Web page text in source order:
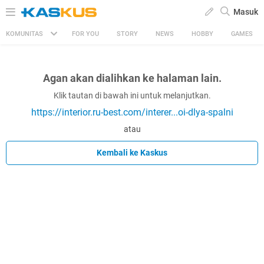
Masuk
KOMUNITAS FOR YOU STORY NEWS HOBBY GAMES
Agan akan dialihkan ke halaman lain.
Klik tautan di bawah ini untuk melanjutkan.
https://interior.ru-best.com/interer...oi-dlya-spalni
atau
Kembali ke Kaskus